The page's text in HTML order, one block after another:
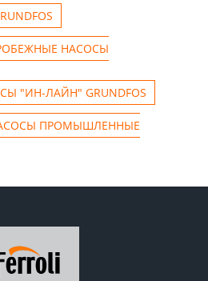
НАСОСЫ
"ИН-ЛАЙН" GRUNDFOS
ПРОМЫШЛЕННЫЕ